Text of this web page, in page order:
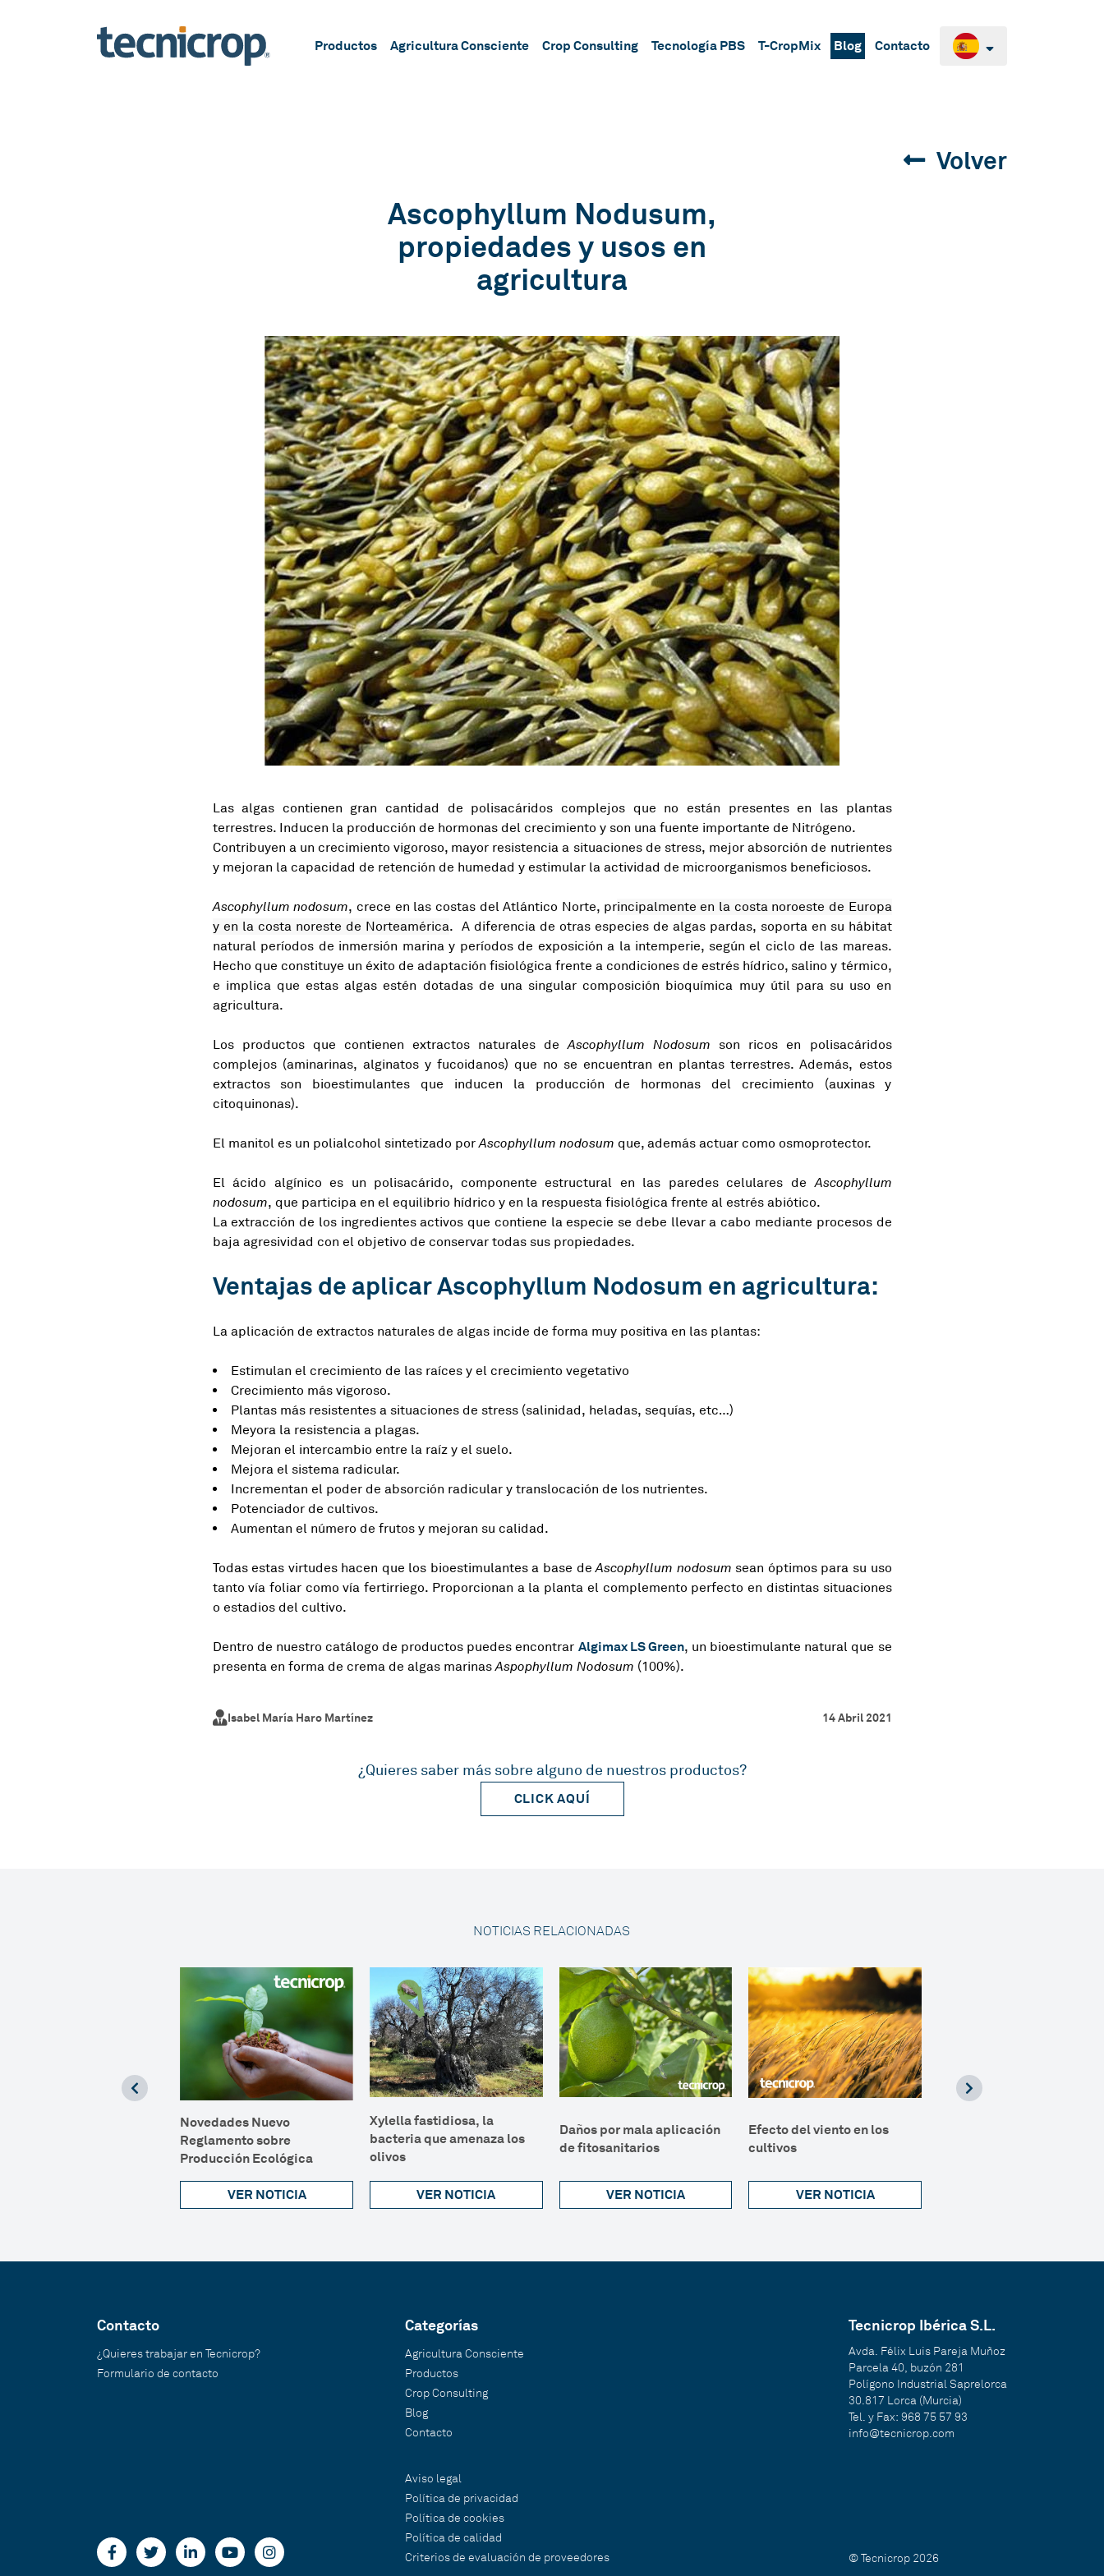
Productos Agricultura Consciente Crop Consulting Tecnología PBS T-CropMix Blog Contacto
Ascophyllum Nodusum,
propiedades y usos en
agricultura
Volver
Las algas contienen gran cantidad de polisacáridos complejos que no están presentes en las plantas
terrestres. Inducen la producción de hormonas del crecimiento y son una fuente importante de Nitrógeno.
Contribuyen a un crecimiento vigoroso, mayor resistencia a situaciones de stress, mejor absorción de nutrientes
y mejoran la capacidad de retención de humedad y estimular la actividad de microorganismos beneficiosos.
Ascophyllum nodosum, crece en las costas del Atlántico Norte, principalmente en la costa noroeste de Europa
y en la costa noreste de Norteamérica. A diferencia de otras especies de algas pardas, soporta en su hábitat
natural períodos de inmersión marina y períodos de exposición a la intemperie, según el ciclo de las mareas.
Hecho que constituye un éxito de adaptación fisiológica frente a condiciones de estrés hídrico, salino y térmico,
e implica que estas algas estén dotadas de una singular composición bioquímica muy útil para su uso en
agricultura.
Los productos que contienen extractos naturales de Ascophyllum Nodosum son ricos en polisacáridos
complejos (aminarinas, alginatos y fucoidanos) que no se encuentran en plantas terrestres. Además, estos
extractos son bioestimulantes que inducen la producción de hormonas del crecimiento (auxinas y
citoquinonas).
El manitol es un polialcohol sintetizado porAscophyllum nodosum que, además actuar como osmoprotector.
El ácido algínico es un polisacárido, componente estructural en las paredes celulares deAscophyllum
nodosum, que participa en el equilibrio hídrico y en la respuesta fisiológica frente al estrés abiótico.
La extracción de los ingredientes activos que contiene la especie se debe llevar a cabo mediante procesos de
baja agresividad con el objetivo de conservar todas sus propiedades.
Ventajas de aplicar Ascophyllum Nodosum en agricultura:
La aplicación de extractos naturales de algas incide de forma muy positiva en las plantas:
Estimulan el crecimiento de las raíces y el crecimiento vegetativo
Crecimiento más vigoroso.
Plantas más resistentes a situaciones de stress (salinidad, heladas, sequías, etc…)
Meyora la resistencia a plagas.
Mejoran el intercambio entre la raíz y el suelo.
Mejora el sistema radicular.
Incrementan el poder de absorción radicular y translocación de los nutrientes.
Potenciador de cultivos.
Aumentan el número de frutos y mejoran su calidad.
Todas estas virtudes hacen que los bioestimulantes a base deAscophyllum nodosum sean óptimos para su uso
tanto vía foliar como vía fertirriego. Proporcionan a la planta el complemento perfecto en distintas situaciones
o estadios del cultivo.
Dentro de nuestro catálogo de productos puedes encontrar Algimax LS Green, un bioestimulante natural que se
presenta en forma de crema de algas marinasAspophyllum Nodosum (100%).
Isabel María Haro Martínez 14 Abril 2021
¿Quieres saber más sobre alguno de nuestros productos?
CLICK AQUÍ
NOTICIAS RELACIONADAS
Novedades Nuevo
Reglamento sobre
Producción Ecológica
VER NOTICIA
Xylella fastidiosa, la
bacteria que amenaza los
olivos
VER NOTICIA
Daños por mala aplicación
de fitosanitarios
VER NOTICIA
Efecto del viento en los
cultivos
VER NOTICIA
Contacto
¿Quieres trabajar en Tecnicrop?
Formulario de contacto
Categorías
Agricultura Consciente
Productos
Crop Consulting
Blog
Contacto
Tecnicrop Ibérica S.L.
Avda. Félix Luis Pareja Muñoz
Parcela 40, buzón 281
Polígono Industrial Saprelorca
30.817 Lorca (Murcia)
Tel. y Fax: 968 75 57 93
info@tecnicrop.com
© Tecnicrop 2026
Aviso legal
Política de privacidad
Política de cookies
Política de calidad
Criterios de evaluación de proveedores